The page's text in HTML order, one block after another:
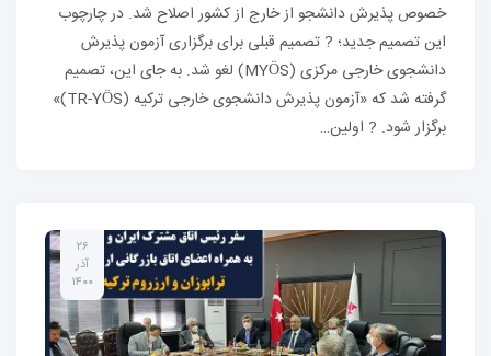
خصوص پذیرش دانشجو از خارج از کشور اصلاح شد. در چارچوب
این تصمیم جدید؛ ? تصمیم قبلی برای برگزاری آزمون پذیرش
دانشجوی خارجی مرکزی (MYÖS) لغو شد. به جای این، تصمیم
گرفته شد که «آزمون پذیرش دانشجوی خارجی ترکیه (TR-YÖS)»
برگزار شود. ? اولین…
۲۶
آذر
۱۴۰۰